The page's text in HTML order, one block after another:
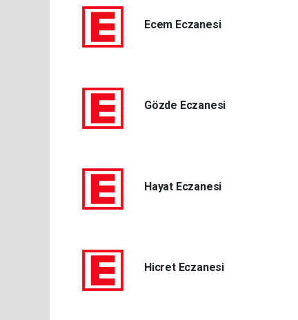
Ecem Eczanesi
Gözde Eczanesi
Hayat Eczanesi
Hicret Eczanesi